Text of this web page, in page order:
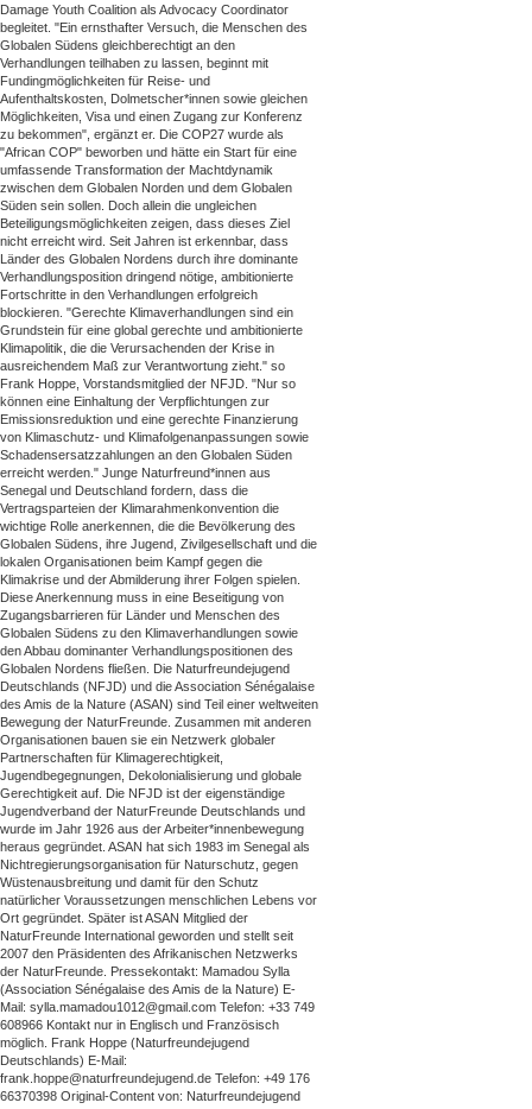
Damage Youth Coalition als Advocacy Coordinator
begleitet. "Ein ernsthafter Versuch, die Menschen des
Globalen Südens gleichberechtigt an den
Verhandlungen teilhaben zu lassen, beginnt mit
Fundingmöglichkeiten für Reise- und
Aufenthaltskosten, Dolmetscher*innen sowie gleichen
Möglichkeiten, Visa und einen Zugang zur Konferenz
zu bekommen", ergänzt er. Die COP27 wurde als
"African COP" beworben und hätte ein Start für eine
umfassende Transformation der Machtdynamik
zwischen dem Globalen Norden und dem Globalen
Süden sein sollen. Doch allein die ungleichen
Beteiligungsmöglichkeiten zeigen, dass dieses Ziel
nicht erreicht wird. Seit Jahren ist erkennbar, dass
Länder des Globalen Nordens durch ihre dominante
Verhandlungsposition dringend nötige, ambitionierte
Fortschritte in den Verhandlungen erfolgreich
blockieren. "Gerechte Klimaverhandlungen sind ein
Grundstein für eine global gerechte und ambitionierte
Klimapolitik, die die Verursachenden der Krise in
ausreichendem Maß zur Verantwortung zieht." so
Frank Hoppe, Vorstandsmitglied der NFJD. "Nur so
können eine Einhaltung der Verpflichtungen zur
Emissionsreduktion und eine gerechte Finanzierung
von Klimaschutz- und Klimafolgenanpassungen sowie
Schadensersatzzahlungen an den Globalen Süden
erreicht werden." Junge Naturfreund*innen aus
Senegal und Deutschland fordern, dass die
Vertragsparteien der Klimarahmenkonvention die
wichtige Rolle anerkennen, die die Bevölkerung des
Globalen Südens, ihre Jugend, Zivilgesellschaft und die
lokalen Organisationen beim Kampf gegen die
Klimakrise und der Abmilderung ihrer Folgen spielen.
Diese Anerkennung muss in eine Beseitigung von
Zugangsbarrieren für Länder und Menschen des
Globalen Südens zu den Klimaverhandlungen sowie
den Abbau dominanter Verhandlungspositionen des
Globalen Nordens fließen. Die Naturfreundejugend
Deutschlands (NFJD) und die Association Sénégalaise
des Amis de la Nature (ASAN) sind Teil einer weltweiten
Bewegung der NaturFreunde. Zusammen mit anderen
Organisationen bauen sie ein Netzwerk globaler
Partnerschaften für Klimagerechtigkeit,
Jugendbegegnungen, Dekolonialisierung und globale
Gerechtigkeit auf. Die NFJD ist der eigenständige
Jugendverband der NaturFreunde Deutschlands und
wurde im Jahr 1926 aus der Arbeiter*innenbewegung
heraus gegründet. ASAN hat sich 1983 im Senegal als
Nichtregierungsorganisation für Naturschutz, gegen
Wüstenausbreitung und damit für den Schutz
natürlicher Voraussetzungen menschlichen Lebens vor
Ort gegründet. Später ist ASAN Mitglied der
NaturFreunde International geworden und stellt seit
2007 den Präsidenten des Afrikanischen Netzwerks
der NaturFreunde. Pressekontakt: Mamadou Sylla
(Association Sénégalaise des Amis de la Nature) E-
Mail: sylla.mamadou1012@gmail.com Telefon: +33 749
608966 Kontakt nur in Englisch und Französisch
möglich. Frank Hoppe (Naturfreundejugend
Deutschlands) E-Mail:
frank.hoppe@naturfreundejugend.de Telefon: +49 176
66370398 Original-Content von: Naturfreundejugend